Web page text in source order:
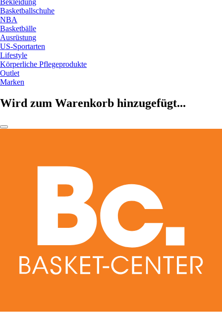
Bekleidung
Basketballschuhe
NBA
Basketbälle
Ausrüstung
US-Sportarten
Lifestyle
Körperliche Pflegeprodukte
Outlet
Marken
Wird zum Warenkorb hinzugefügt...